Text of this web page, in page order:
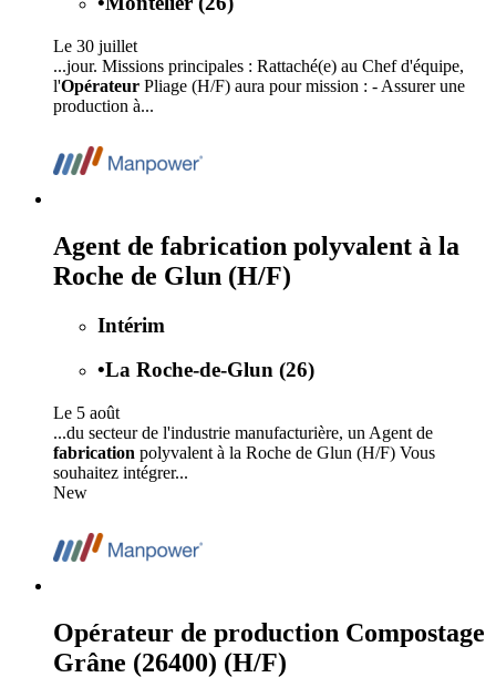
Le 30 juillet
...jour. Missions principales : Rattaché(e) au Chef d'équipe,
l'Opérateur Pliage (H/F) aura pour mission : - Assurer une
production à...
Agent de fabrication polyvalent à la
Roche de Glun (H/F)
Intérim
•La Roche-de-Glun (26)
Le 5 août
...du secteur de l'industrie manufacturière, un Agent de
fabrication polyvalent à la Roche de Glun (H/F) Vous
souhaitez intégrer...
New
Opérateur de production Compostage
Grâne (26400) (H/F)